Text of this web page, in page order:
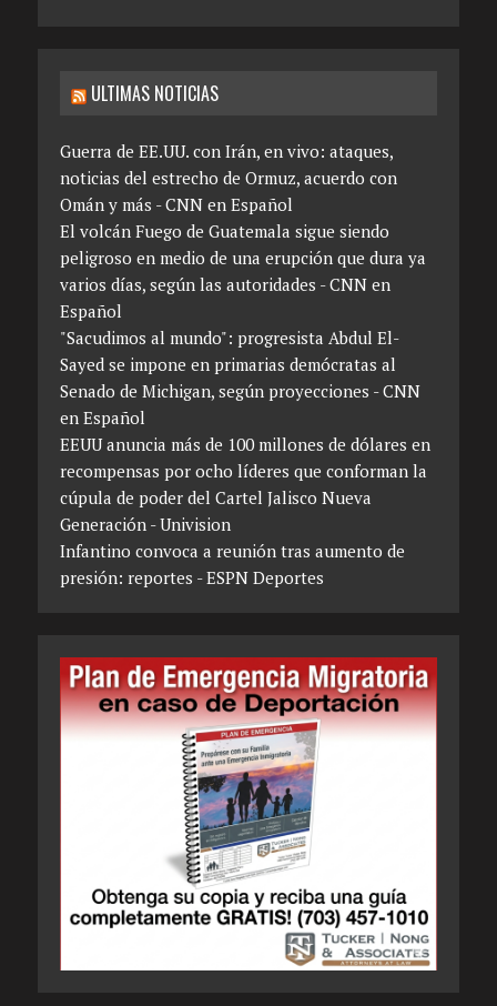
ULTIMAS NOTICIAS
Guerra de EE.UU. con Irán, en vivo: ataques,
noticias del estrecho de Ormuz, acuerdo con
Omán y más - CNN en Español
El volcán Fuego de Guatemala sigue siendo
peligroso en medio de una erupción que dura ya
varios días, según las autoridades - CNN en
Español
"Sacudimos al mundo": progresista Abdul El-
Sayed se impone en primarias demócratas al
Senado de Michigan, según proyecciones - CNN
en Español
EEUU anuncia más de 100 millones de dólares en
recompensas por ocho líderes que conforman la
cúpula de poder del Cartel Jalisco Nueva
Generación - Univision
Infantino convoca a reunión tras aumento de
presión: reportes - ESPN Deportes